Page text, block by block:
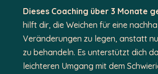
Dieses Coaching über 3 Monate
hilft dir, die Weichen für eine
Veränderungen zu legen, anstatt
zu behandeln. Es unterstützt dich
leichteren Umgang mit dem